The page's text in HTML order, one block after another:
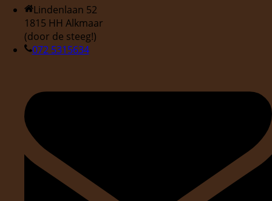
Lindenlaan 52
1815 HH Alkmaar
(door de steeg!)
072 5315634